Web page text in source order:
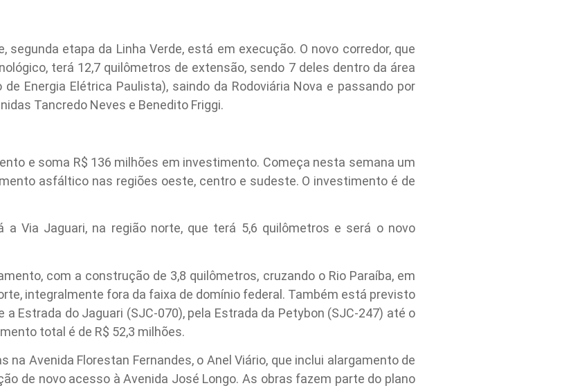
segunda etapa da Linha Verde, está em execução. O novo corredor, que
terá 12,7 quilômetros de extensão, sendo 7 deles dentro da área
Energia Elétrica Paulista), saindo da Rodoviária Nova e passando por
Tancredo Neves e Benedito Friggi.
e soma R$ 136 milhões em investimento. Começa nesta semana um
asfáltico nas regiões oeste, centro e sudeste. O investimento é de
Via Jaguari, na região norte, que terá 5,6 quilômetros e será o novo
com a construção de 3,8 quilômetros, cruzando o Rio Paraíba, em
integralmente fora da faixa de domínio federal. Também está previsto
Estrada do Jaguari (SJC-070), pela Estrada da Petybon (SJC-247) até o
total é de R$ 52,3 milhões.
Avenida Florestan Fernandes, o Anel Viário, que inclui alargamento de
de novo acesso à Avenida José Longo. As obras fazem parte do plano